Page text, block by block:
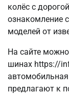
колёс с
ознакомление
моделей от
На сайте
шинах https://
предлагают к